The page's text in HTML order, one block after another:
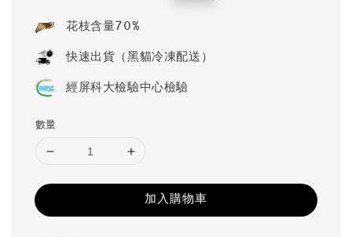
花枝含量70%
快速出貨（黑貓冷凍配送）
經屏科大檢驗中心檢驗
數量
加入購物車